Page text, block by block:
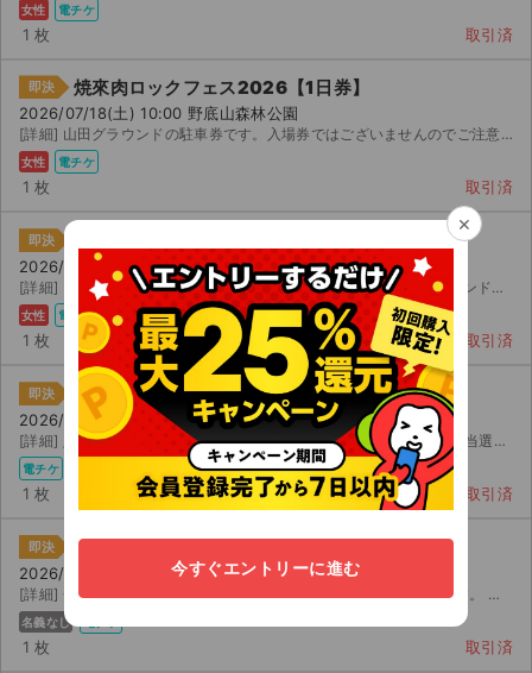
女性 電チケ
1 枚 取引済
即決 焼來肉ロックフェス2026【1日券】
2026/07/18(土) 10:00 野底山森林公園
[詳細] 山田グラウンドの駐車券です。入場券ではございませんのでご注意ください。 山田グラウンドの駐車券...
女性 電チケ
1 枚 取引済
即決
2026/07/18(土) 10:00 野底山森林公園
[詳細] 山田グラウンド駐車場券 / 土 会場から 番近い山田グラウンド駐車場券です 都合が悪く...
女性 電チケ
1 枚 取引済
即決 焼來肉ロックフェス2026【1日券】
2026/07/18(土) 10:00 野底山森林公園
[詳細] 入場券 予定が合わなくなってしまったため出品いたします。 当選したチケットです。 【お渡し方...
電チケ
1 枚 取引済
即決 焼來肉ロックフェス2026【1日券】
2026/07/18(土) 10:00 野底山森林公園
[詳細] 一日券 焼き肉ロックフェスの一日券【 / (土)】のチケットです。 外せない用事ができてし...
名義なし
1 枚 取引済
×
今すぐエントリーに進む